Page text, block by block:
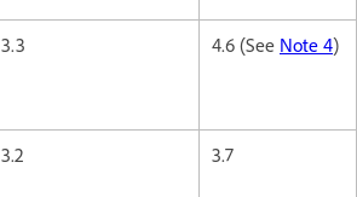
3.3 4.6 (See Note 4)
3.2 3.7